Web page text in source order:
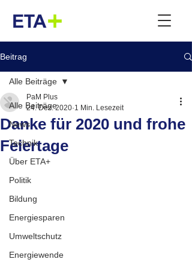
Beitrag
Alle Beiträge
News
Technik
Über ETA+
Politik
Bildung
Energiesparen
Umweltschutz
Energiewende
Alle Beiträge
Danke für 2020 und frohe
Feiertage
PaM Plus
24. Dez. 2020 1 Min. Lesezeit